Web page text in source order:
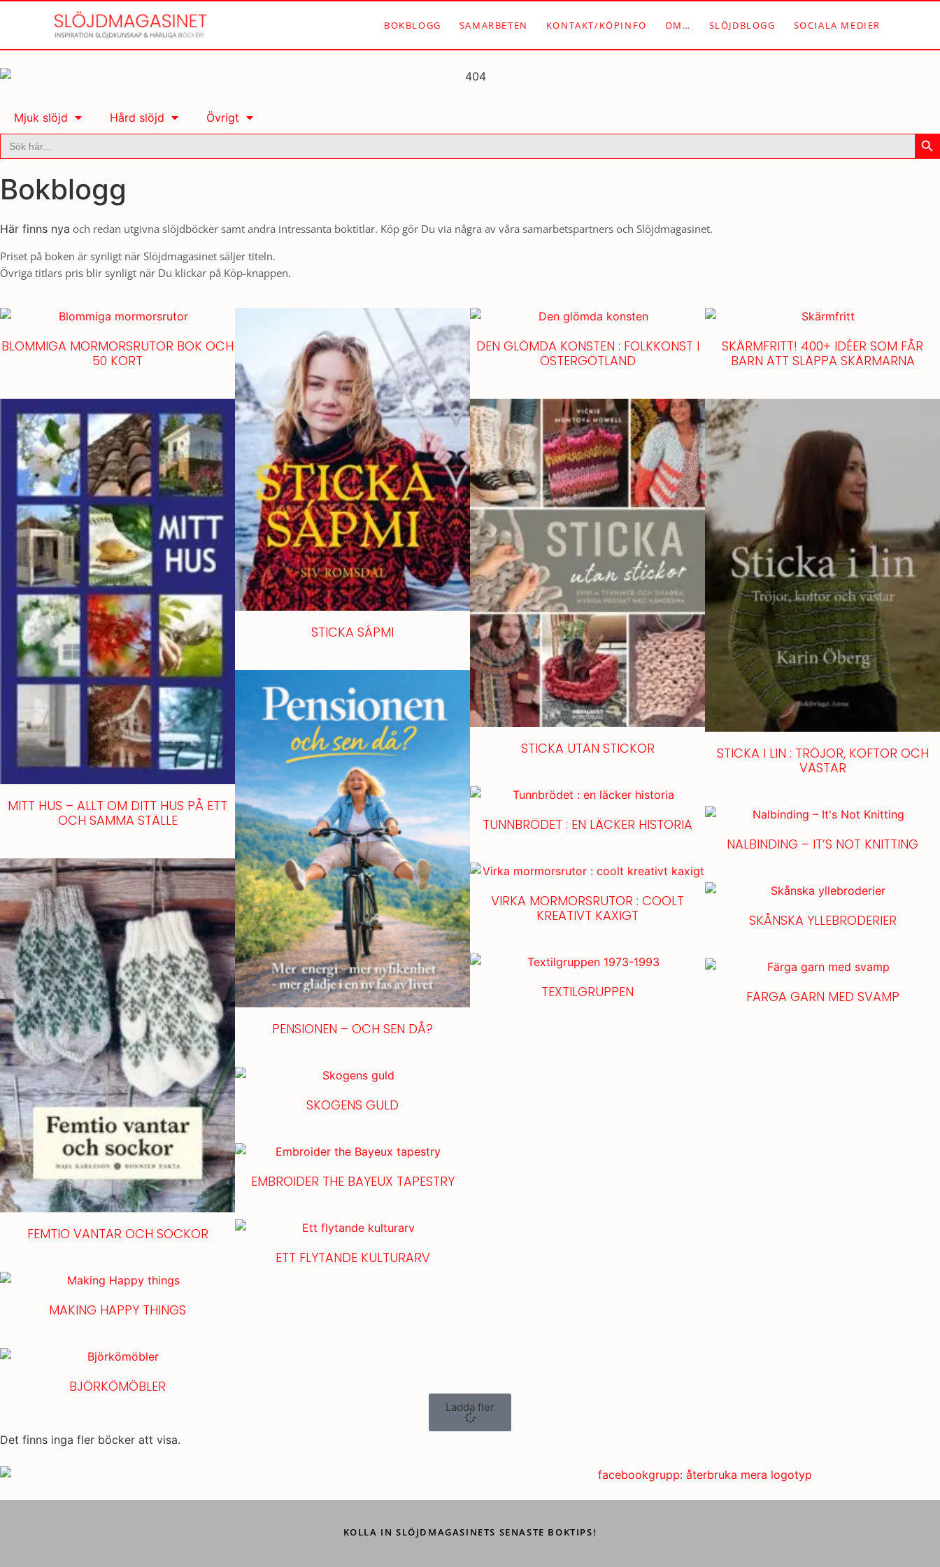
BOKBLOGG SAMARBETEN KONTAKT/KÖPINFO OM… SLÖJDBLOGG SOCIALA MEDIER
Mjuk slöjd Hård slöjd
Övrigt
Sök
efter:
Bokblogg
Här finns nya och redan utgivna slöjdböcker samt andra intressanta boktitlar. Köp gör Du via några av våra samarbetspartners och Slöjdmagasinet.
Priset på boken är synligt när Slöjdmagasinet säljer titeln.
Övriga titlars pris blir synligt när Du klickar på Köp-knappen.
BLOMMIGA MORMORSRUTOR BOK OCH
50 KORT
STICKA SÁPMI
DEN GLÖMDA KONSTEN : FOLKKONST I
ÖSTERGÖTLAND
SKÄRMFRITT! 400+ IDÉER SOM FÅR
BARN ATT SLÄPPA SKÄRMARNA
MITT HUS – ALLT OM DITT HUS PÅ ETT
OCH SAMMA STÄLLE
PENSIONEN – OCH SEN DÅ?
STICKA UTAN STICKOR
STICKA I LIN : TRÖJOR, KOFTOR OCH
VÄSTAR
FEMTIO VANTAR OCH SOCKOR
SKOGENS GULD
TUNNBRÖDET : EN LÄCKER HISTORIA
NALBINDING – IT’S NOT KNITTING
MAKING HAPPY THINGS
EMBROIDER THE BAYEUX TAPESTRY
VIRKA MORMORSRUTOR : COOLT
KREATIVT KAXIGT
SKÅNSKA YLLEBRODERIER
BJÖRKÖMÖBLER
ETT FLYTANDE KULTURARV
TEXTILGRUPPEN FÄRGA GARN MED SVAMP
Ladda fler
Det finns inga fler böcker att visa.
KOLLA IN SLÖJDMAGASINETS SENASTE BOKTIPS!